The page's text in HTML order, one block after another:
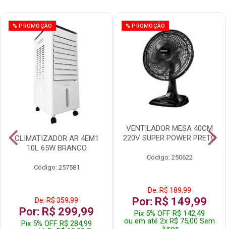
% PROMOÇÃO
CLIMATIZADOR AR 4EM1
10L 65W BRANCO
Código: 257581
De: R$ 359,99
Por: R$ 299,99
Pix 5% OFF R$ 284,99
% PROMOÇÃO
VENTILADOR MESA 40CM
220V SUPER POWER PRETO
Código: 250622
De: R$ 189,99
Por: R$ 149,99
Pix 5% OFF R$ 142,49
ou em até 2x R$ 75,00 Sem